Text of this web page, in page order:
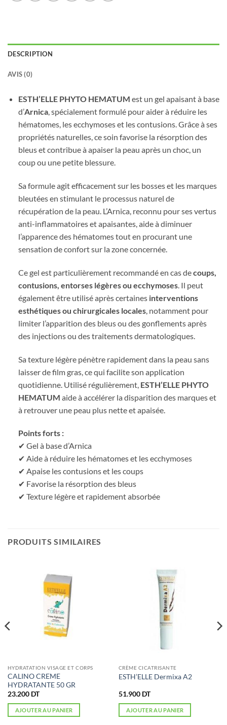
DESCRIPTION
AVIS (0)
ESTH’ELLE PHYTO HEMATUM est un gel apaisant à base
d’Arnica, spécialement formulé pour aider à réduire les
hématomes, les ecchymoses et les contusions. Grâce à ses
propriétés naturelles, ce soin favorise la résorption des
bleus et contribue à apaiser la peau après un choc, un
coup ou une petite blessure.
Sa formule agit efficacement sur les bosses et les marques
bleutées en stimulant le processus naturel de
récupération de la peau. L’Arnica, reconnu pour ses vertus
anti-inflammatoires et apaisantes, aide à diminuer
l’apparence des hématomes tout en procurant une
sensation de confort sur la zone concernée.
Ce gel est particulièrement recommandé en cas decoups,
contusions, entorses légères ou ecchymoses. Il peut
également être utilisé après certaines interventions
esthétiques ou chirurgicales locales, notamment pour
limiter l’apparition des bleus ou des gonflements après
des injections ou des traitements dermatologiques.
Sa texture légère pénètre rapidement dans la peau sans
laisser de film gras, ce qui facilite son application
quotidienne. Utilisé régulièrement, ESTH’ELLE PHYTO
HEMATUM aide à accélérer la disparition des marques et
à retrouver une peau plus nette et apaisée.
Points forts :
✔ Gel à base d’Arnica
✔ Aide à réduire les hématomes et les ecchymoses
✔ Apaise les contusions et les coups
✔ Favorise la résorption des bleus
✔ Texture légère et rapidement absorbée
PRODUITS SIMILAIRES
HYDRATATION VISAGE ET CORPS
CALINO CREME
HYDRATANTE 50 GR
23.200 DT
AJOUTER AU PANIER
CRÈME CICATRISANTE
ESTH’ELLE Dermixa A2
51.900 DT
AJOUTER AU PANIER